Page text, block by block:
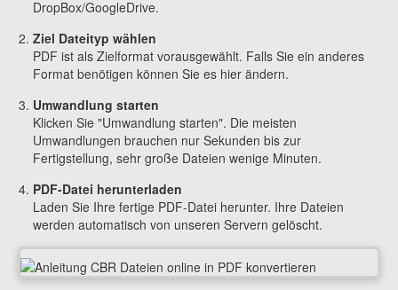
DropBox/GoogleDrive.
Ziel Dateityp wählen
PDF ist als Zielformat vorausgewählt. Falls Sie ein anderes
Format benötigen können Sie es hier ändern.
Umwandlung starten
Klicken Sie "Umwandlung starten". Die meisten
Umwandlungen brauchen nur Sekunden bis zur
Fertigstellung, sehr große Dateien wenige Minuten.
PDF-Datei herunterladen
Laden Sie Ihre fertige PDF-Datei herunter. Ihre Dateien
werden automatisch von unseren Servern gelöscht.